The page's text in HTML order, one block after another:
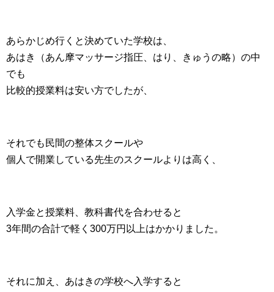
あらかじめ行くと決めていた学校は、
あはき（あん摩マッサージ指圧、はり、きゅうの略）の中
でも
比較的授業料は安い方でしたが、
それでも民間の整体スクールや
個人で開業している先生のスクールよりは高く、
入学金と授業料、教科書代を合わせると
3年間の合計で軽く300万円以上はかかりました。
それに加え、あはきの学校へ入学すると